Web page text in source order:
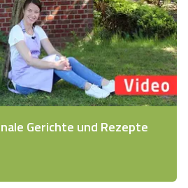
Gerichte und Rezepte